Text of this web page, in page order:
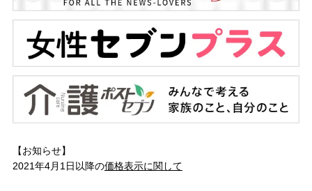
【お知らせ】
2021年4月1日以降の価格表示に関して